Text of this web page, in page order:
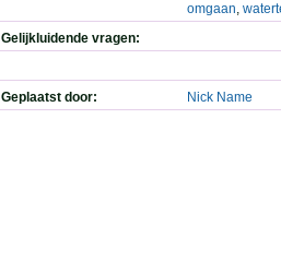
omgaan,
Gelijkluidende vragen:
Geplaatst door: Nick Name